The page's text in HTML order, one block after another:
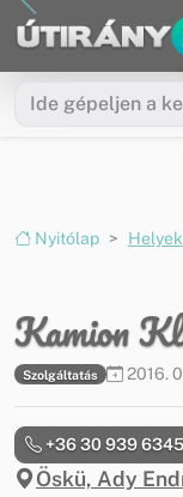
Ugrás a menüre
Ugrás a
Nyitólap Helyek
Kamion
Szolgáltatás 2016.
Öskü, Ady
+36 30 939 6345